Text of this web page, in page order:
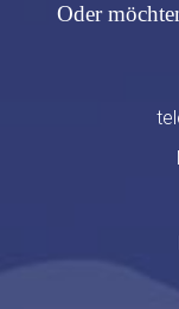
Oder